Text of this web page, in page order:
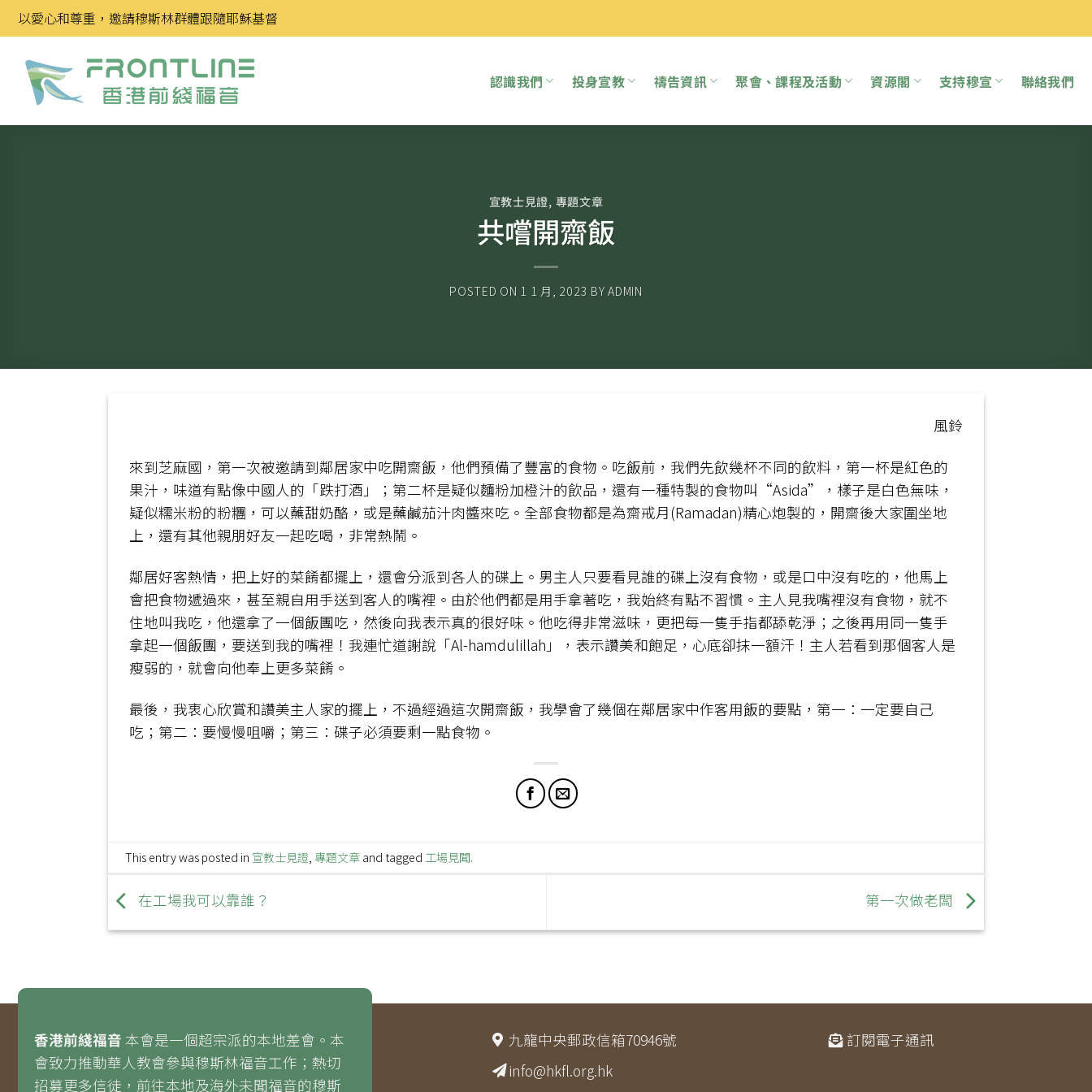
Skip
to
content
以愛心和尊重，邀請穆斯林群體跟隨耶穌基督
認識我們 投身宣教 禱告資訊 聚會、課程及活動 資源閣 支持穆宣 聯絡我們
宣教士見證, 專題文章
共嚐開齋飯
POSTED ON 1 1 月, 2023 BYADMIN
風鈴
來到芝麻國，第一次被邀請到鄰居家中吃開齋飯，他們預備了豐富的食物。吃飯前，我們先飲幾杯不同的飲料，第一杯是紅色的
果汁，味道有點像中國人的「跌打酒」；第二杯是疑似麵粉加橙汁的飲品，還有一種特製的食物叫“Asida”，樣子是白色無味，
疑似糯米粉的粉糰，可以蘸甜奶酪，或是蘸鹹茄汁肉醬來吃。全部食物都是為齋戒月(Ramadan)精心炮製的，開齋後大家圍坐地
上，還有其他親朋好友一起吃喝，非常熱鬧。
鄰居好客熱情，把上好的菜餚都擺上，還會分派到各人的碟上。男主人只要看見誰的碟上沒有食物，或是口中沒有吃的，他馬上
會把食物遞過來，甚至親自用手送到客人的嘴裡。由於他們都是用手拿著吃，我始終有點不習慣。主人見我嘴裡沒有食物，就不
住地叫我吃，他還拿了一個飯團吃，然後向我表示真的很好味。他吃得非常滋味，更把每一隻手指都舔乾淨；之後再用同一隻手
拿起一個飯團，要送到我的嘴裡！我連忙道謝說「Al-hamdulillah」，表示讚美和飽足，心底卻抹一額汗！主人若看到那個客人是
瘦弱的，就會向他奉上更多菜餚。
最後，我衷心欣賞和讚美主人家的擺上，不過經過這次開齋飯，我學會了幾個在鄰居家中作客用飯的要點，第一：一定要自己
吃；第二：要慢慢咀嚼；第三：碟子必須要剩一點食物。
This entry was posted in 宣教士見證 專題文章and tagged 工場見聞.
在工場我可以靠誰？ 第一次做老闆
香港前綫福音 本會是一個超宗派的本地差會。本
會致力推動華人教會參與穆斯林福音工作；熱切
招募更多信徒，前往本地及海外未聞福音的穆斯
九龍中央郵政信箱70946號
info@hkfl.org.hk
訂閱電子通訊